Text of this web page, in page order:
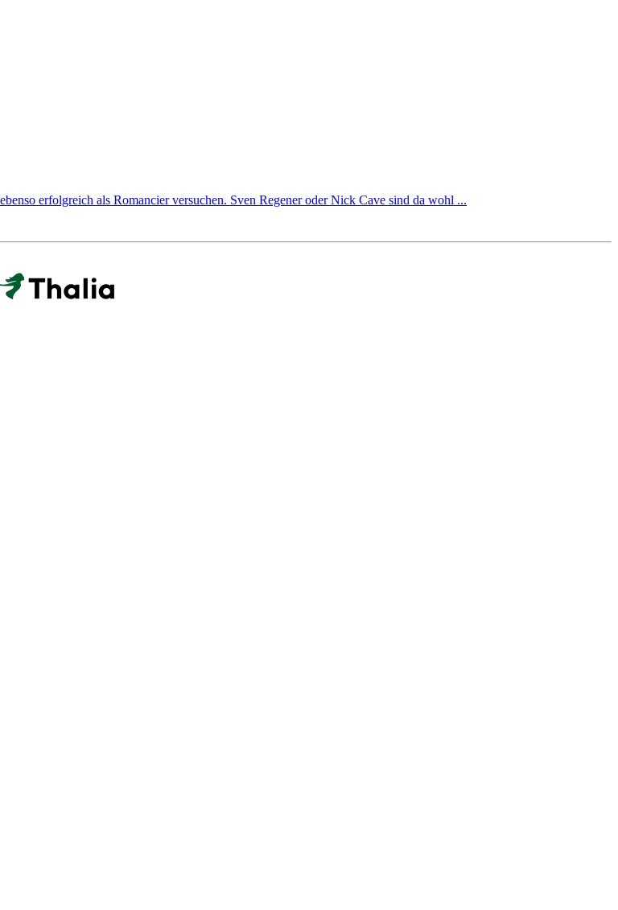
erfolgreich als Romancier versuchen. Sven Regener oder Nick Cave sind da wohl ...